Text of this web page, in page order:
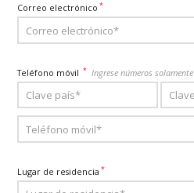
Correo electrónico *
Teléfono móvil * Ingrese números solamente
Lugar de residencia *